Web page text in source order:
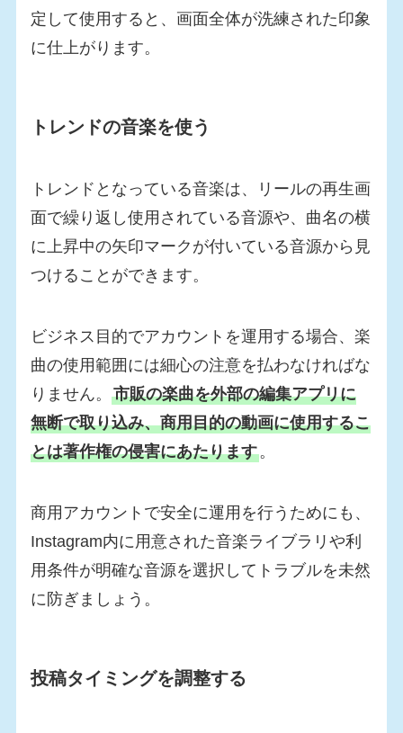
定して使用すると、画面全体が洗練された印象
に仕上がります。
トレンドの音楽を使う
トレンドとなっている音楽は、リールの再生画
面で繰り返し使用されている音源や、曲名の横
に上昇中の矢印マークが付いている音源から見
つけることができます。
ビジネス目的でアカウントを運用する場合、楽
曲の使用範囲には細心の注意を払わなければな
りません。市販の楽曲を外部の編集アプリに
無断で取り込み、商用目的の動画に使用するこ
とは著作権の侵害にあたります。
商用アカウントで安全に運用を行うためにも、
Instagram内に用意された音楽ライブラリや利
用条件が明確な音源を選択してトラブルを未然
に防ぎましょう。
投稿タイミングを調整する